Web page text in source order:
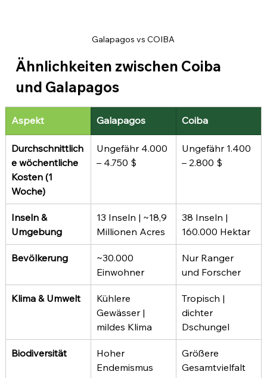
Galapagos vs COIBA
Ähnlichkeiten zwischen Coiba
und Galapagos
Aspekt Galapagos Coiba
Durchschnittlich
e wöchentliche
Kosten (1
Woche)
Ungefähr 4.000
– 4.750 $
Ungefähr 1.400
– 2.800 $
Inseln &
Umgebung
13 Inseln | ~18,9
Millionen Acres
38 Inseln |
160.000 Hektar
Bevölkerung
~30.000
Einwohner
Nur Ranger
und Forscher
Klima & Umwelt
Kühlere
Gewässer |
mildes Klima
Tropisch |
dichter
Dschungel
Biodiversität
Hoher
Endemismus
Größere
Gesamtvielfalt